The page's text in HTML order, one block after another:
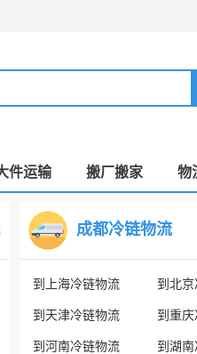
件运输 搬厂搬家 物
成都冷链物流
到上海冷链物流 到北
到天津冷链物流 到重
到河南冷链物流 到湖